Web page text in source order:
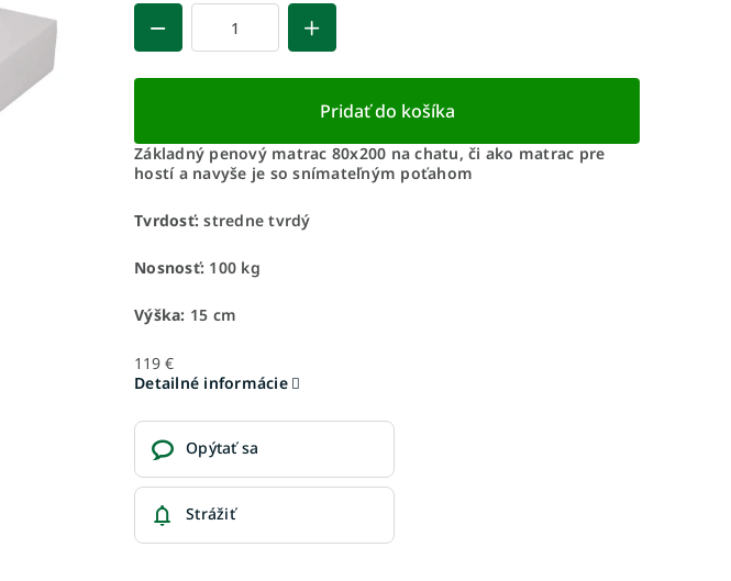
Pridať do košíka
Základný penový matrac 80x200 na chatu, či ako matrac pre
hostí a navyše je so snímateľným poťahom
Tvrdosť: stredne tvrdý
Nosnosť: 100 kg
Výška: 15 cm
119 €
Detailné informácie
Opýtať sa
Strážiť